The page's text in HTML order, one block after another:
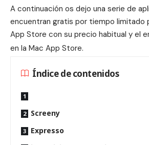
A continuación os dejo una serie de
encuentran gratis por tiempo limitado
App Store con su precio habitual y el
en la Mac App Store.
Índice de contenidos
Screeny
Expresso